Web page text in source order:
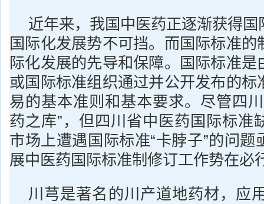
近年来，我国中医药正逐渐获得
国际化发展势不可挡。而国际标准的
际化发展的先导和保障。国际标准是
或国际标准组织通过并公开发布的标
易的基本准则和基本要求。尽管四
药之库”，但四川省中医药国际标准
市场上遭遇国际标准“卡脖子”的问题
展中医药国际标准制修订工作势在必
川芎是著名的川产道地药材，应